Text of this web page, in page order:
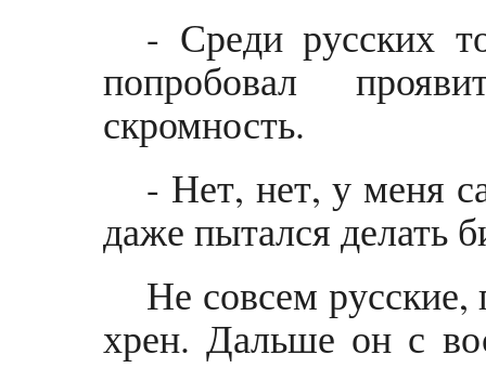
- Среди русских
попробовал
скромность.
- Нет, нет, у меня
даже пытался делать
Не совсем
хрен. Дальше он с